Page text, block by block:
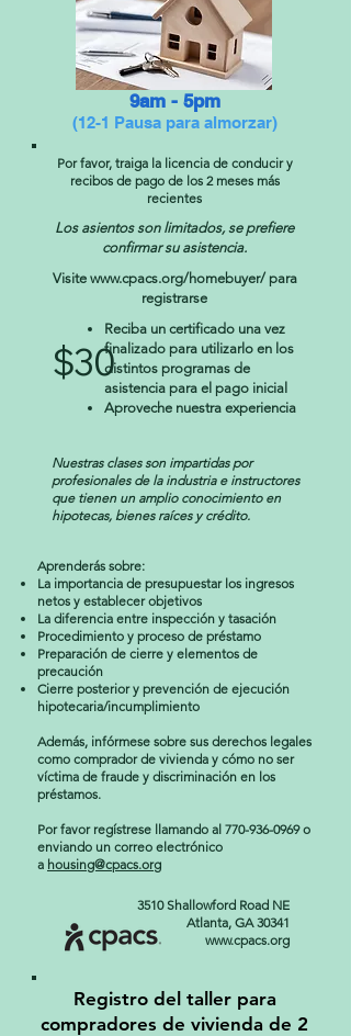
9am - 5pm
(12-1 Pausa para almorzar)
Por favor, traiga la licencia de conducir y
recibos de pago de los 2 meses más
recientes
Los asientos son limitados, se prefiere
confirmar su asistencia.
Visite www.cpacs.org/homebuyer/para
registrarse
$30
Reciba un certificado una vez
finalizado para utilizarlo en los
distintos programas de
asistencia para el pago inicial
Aproveche nuestra experiencia
Nuestras clases son impartidas por
profesionales de la industria e instructores
que tienen un amplio conocimiento en
hipotecas, bienes raíces y crédito.
Aprenderás sobre:
La importancia de presupuestar los ingresos
netos y establecer objetivos
La diferencia entre inspección y tasación
Procedimiento y proceso de préstamo
Preparación de cierre y elementos de
precaución
Cierre posterior y prevención de ejecución
hipotecaria/incumplimiento
Además, infórmese sobre sus derechos legales
como comprador de vivienda y cómo no ser
víctima de fraude y discriminación en los
préstamos.
Por favor regístrese llamando al 770-936-0969o
enviando un correo electrónico
a housing@cpacs.org
3510 Shallowford Road NE
Atlanta, GA 30341
www.cpacs.org
Registro del taller para
compradores de vivienda de 2